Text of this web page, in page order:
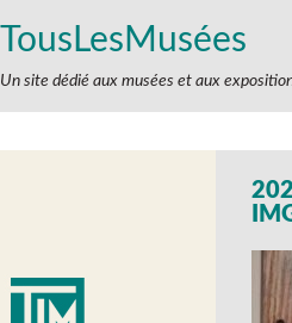
TousLesMusées
Un site dédié aux musées et aux